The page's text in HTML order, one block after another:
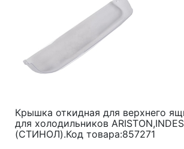
Крышка откидная для верхнего
для холодильников
(СТИНОЛ).Код товара:857271